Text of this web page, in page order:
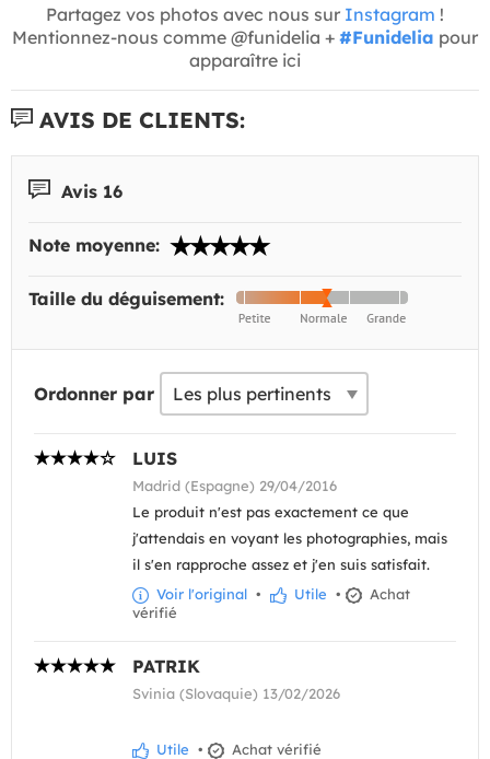
Partagez vos photos avec nous sur Instagram !
Mentionnez-nous comme @funidelia + #Funidelia pour
apparaître ici
AVIS DE CLIENTS:
Avis 16
Note moyenne:
Taille du déguisement:
Ordonner par
LUIS
Madrid (Espagne) 29/04/2016
Le produit n'est pas exactement ce que
j'attendais en voyant les photographies, mais
il s'en rapproche assez et j'en suis satisfait.
Voir l'original • Utile •
Achat
vérifié
PATRIK
Svinia (Slovaquie) 13/02/2026
Utile • Achat vérifié